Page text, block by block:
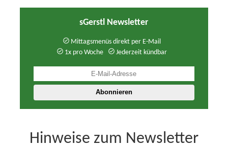
sGerstl Newsletter
Mittagsmenüs direkt per E-Mail
1x pro Woche
Jederzeit kündbar
Hinweise zum Newsletter